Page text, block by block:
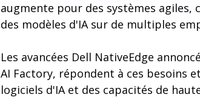
augmente pour des systèmes agiles,
des modèles d'IA sur de multiples
Les avancées Dell NativeEdge
AI Factory, répondent à ces besoins
logiciels d'IA et des capacités de